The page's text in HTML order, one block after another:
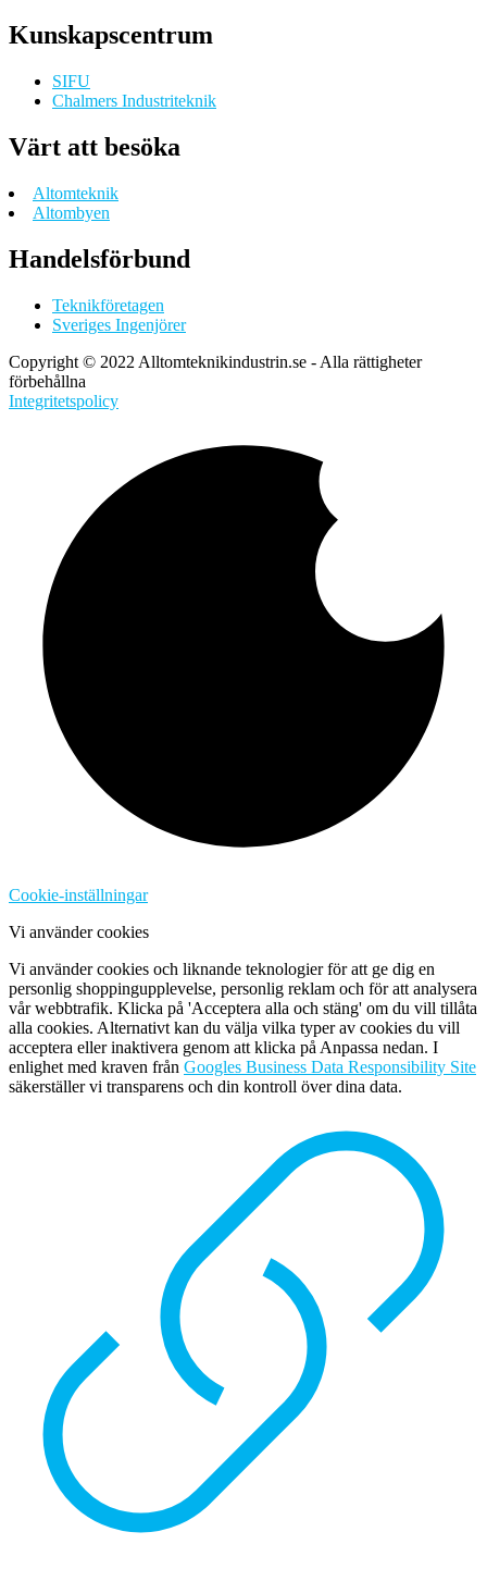
Kunskapscentrum
SIFU
Chalmers Industriteknik
Värt att besöka
Altomteknik
Altombyen
Handelsförbund
Teknikföretagen
Sveriges Ingenjörer
Copyright © 2022 Alltomteknikindustrin.se - Alla rättigheter
förbehållna
Integritetspolicy
Cookie-inställningar
Vi använder cookies
Vi använder cookies och liknande teknologier för att ge dig en
personlig shoppingupplevelse, personlig reklam och för att analysera
vår webbtrafik. Klicka på 'Acceptera alla och stäng' om du vill tillåta
alla cookies. Alternativt kan du välja vilka typer av cookies du vill
acceptera eller inaktivera genom att klicka på Anpassa nedan. I
enlighet med kraven från Googles Business Data Responsibility Site
säkerställer vi transparens och din kontroll över dina data.